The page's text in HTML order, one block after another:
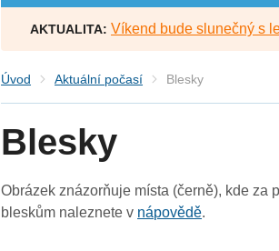
AKTUALITA: Víkend bude slunečný s
Úvod Aktuální počasí Blesky
Blesky
Obrázek znázorňuje místa (černě), kde za
bleskům naleznete v nápovědě.